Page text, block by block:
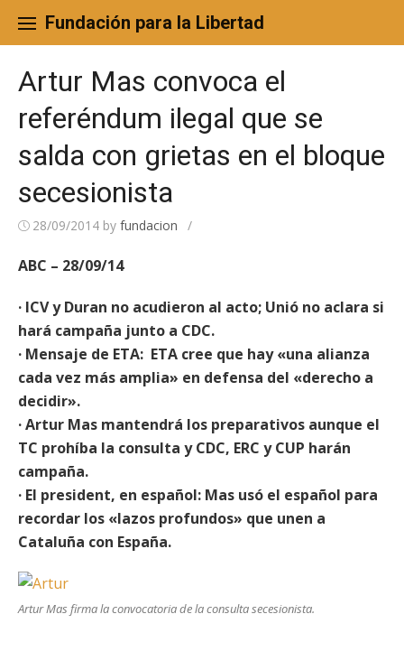
content
Fundación para la Libertad
Artur Mas convoca el
referéndum ilegal que se
salda con grietas en el bloque
secesionista
28/09/2014 by fundacion /
ABC – 28/09/14
· ICV y Duran no acudieron al acto; Unió no aclara si
hará campaña junto a CDC.
· Mensaje de ETA: ETA cree que hay «una alianza
cada vez más amplia» en defensa del «derecho a
decidir».
· Artur Mas mantendrá los preparativos aunque el
TC prohíba la consulta y CDC, ERC y CUP harán
campaña.
· El president, en español: Mas usó el español para
recordar los «lazos profundos» que unen a
Cataluña con España.
Artur Mas firma la convocatoria de la consulta secesionista.